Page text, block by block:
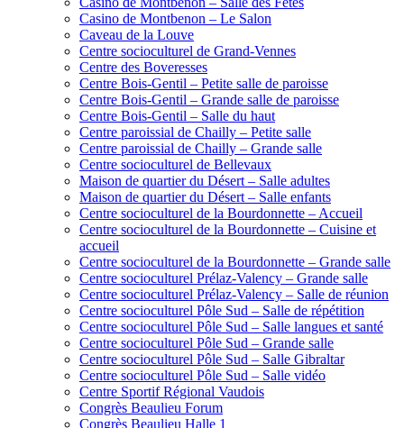
Casino de Montbenon – Le Salon
Caveau de la Louve
Centre socioculturel de Grand-Vennes
Centre des Boveresses
Centre Bois-Gentil – Petite salle de paroisse
Centre Bois-Gentil – Grande salle de paroisse
Centre Bois-Gentil – Salle du haut
Centre paroissial de Chailly – Petite salle
Centre paroissial de Chailly – Grande salle
Centre socioculturel de Bellevaux
Maison de quartier du Désert – Salle adultes
Maison de quartier du Désert – Salle enfants
Centre socioculturel de la Bourdonnette – Accueil
Centre socioculturel de la Bourdonnette – Cuisine et
accueil
Centre socioculturel de la Bourdonnette – Grande salle
Centre socioculturel Prélaz-Valency – Grande salle
Centre socioculturel Prélaz-Valency – Salle de réunion
Centre socioculturel Pôle Sud – Salle de répétition
Centre socioculturel Pôle Sud – Salle langues et santé
Centre socioculturel Pôle Sud – Grande salle
Centre socioculturel Pôle Sud – Salle Gibraltar
Centre socioculturel Pôle Sud – Salle vidéo
Centre Sportif Régional Vaudois
Congrès Beaulieu Forum
Congrès Beaulieu Halle 1